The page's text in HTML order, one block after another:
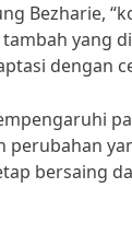
Bezharie,
yang
dengan
bersaing